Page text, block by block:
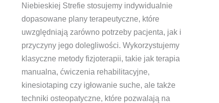
Niebieskiej Strefie stosujemy indywidualnie
dopasowane plany terapeutyczne, które
uwzględniają zarówno potrzeby pacjenta, jak i
przyczyny jego dolegliwości. Wykorzystujemy
klasyczne metody fizjoterapii, takie jak terapia
manualna, ćwiczenia rehabilitacyjne,
kinesiotaping czy igłowanie suche, ale także
techniki osteopatyczne, które pozwalają na